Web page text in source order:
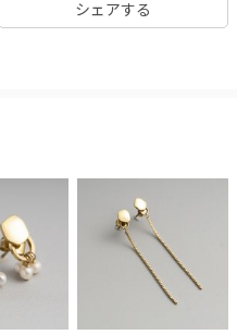
シェアする